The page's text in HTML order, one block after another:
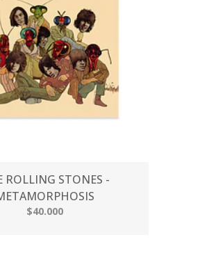
ROLLING STONES -
$40.000